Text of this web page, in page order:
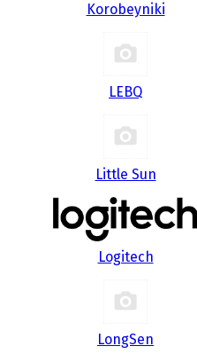
Korobeyniki
LEBQ
Little Sun
Logitech
LongSen